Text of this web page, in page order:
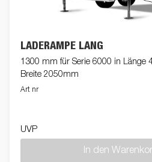
LADERAMPE LANG
1300 mm für Serie 6000 in Länge
Breite 2050mm
Art nr
UVP
In den